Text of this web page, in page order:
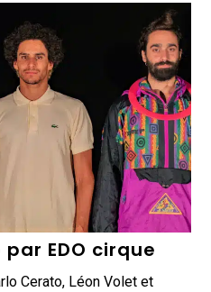
EDO cirque
Cerato, Léon Volet et